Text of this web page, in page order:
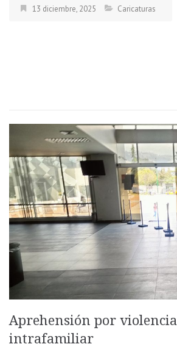
13 diciembre, 2025 Caricaturas
Aprehensión por violencia
intrafamiliar